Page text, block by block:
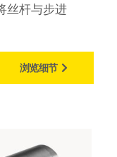
丝杆与步进
浏览细节